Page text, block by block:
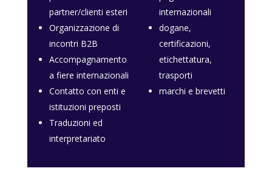
partner/clienti esteri
Organizzazione di
incontri B2B
Accompagnamento
a fiere internazionali
Contatto con enti e
istituzioni preposti
Traduzioni ed
interpretariato
internazionali
dogane,
certificazioni,
etichettatura,
trasporti
marchi e brevetti